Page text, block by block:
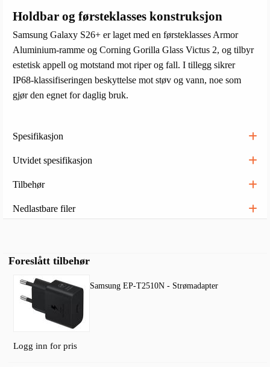
Holdbar og førsteklasses konstruksjon
Samsung Galaxy S26+ er laget med en førsteklasses Armor
Aluminium-ramme og Corning Gorilla Glass Victus 2, og tilbyr
estetisk appell og motstand mot riper og fall. I tillegg sikrer
IP68-klassifiseringen beskyttelse mot støv og vann, noe som
gjør den egnet for daglig bruk.
Spesifikasjon
Utvidet spesifikasjon
Tilbehør
Nedlastbare filer
Foreslått tilbehør
Samsung EP-T2510N - Strømadapter
Logg inn for pris